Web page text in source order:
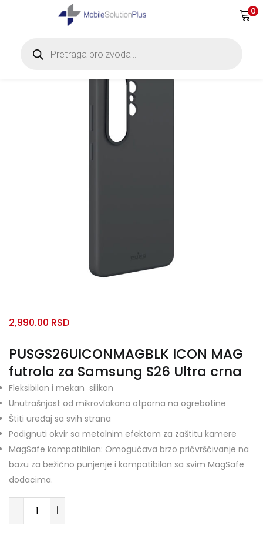
0
search
PUSGS26UICONMAGBLK ICON MAG
futrola za Samsung S26 Ultra crna
2,990.00 RSD
Fleksibilan i mekan silikon
Unutrašnjost od mikrovlakana otporna na ogrebotine
Štiti uređaj sa svih strana
Podignuti okvir sa metalnim efektom za zaštitu kamere
MagSafe kompatibilan: Omogućava brzo pričvršćivanje na
bazu za bežično punjenje i kompatibilan sa svim MagSafe
dodacima.
PUSGS26UICONMAGBLK